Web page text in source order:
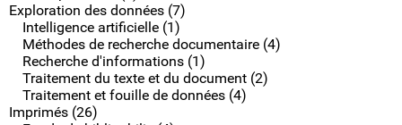
Exploration des données (7)
Intelligence artificielle (1)
Méthodes de recherche documentaire (4)
Recherche d'informations (1)
Traitement du texte et du document (2)
Traitement et fouille de données (4)
Imprimés (26)